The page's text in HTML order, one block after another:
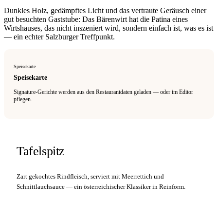
Dunkles Holz, gedämpftes Licht und das vertraute Geräusch einer
gut besuchten Gaststube: Das Bärenwirt hat die Patina eines
Wirtshauses, das nicht inszeniert wird, sondern einfach ist, was es ist
— ein echter Salzburger Treffpunkt.
Speisekarte
Speisekarte
Signature-Gerichte werden aus den Restaurantdaten geladen — oder im Editor
pflegen.
Tafelspitz
Zart gekochtes Rindfleisch, serviert mit Meerrettich und
Schnittlauchsauce — ein österreichischer Klassiker in Reinform.